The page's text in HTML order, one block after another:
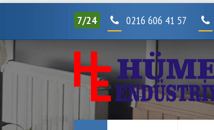
7/24 0216 606 41 57